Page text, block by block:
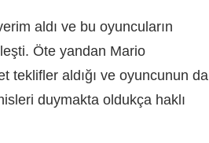
aldı ve bu oyuncuların
Öte yandan Mario
teklifler aldığı ve oyuncunun da
duymakta oldukça haklı